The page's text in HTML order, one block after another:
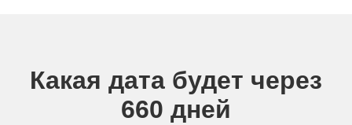
Какая дата будет через
660 дней